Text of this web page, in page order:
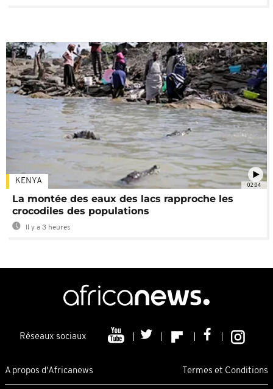
02:04
KENYA
La montée des eaux des lacs rapproche les
crocodiles des populations
Il y a 3 heures
Réseaux sociaux
A propos d'Africanews Termes et Conditions